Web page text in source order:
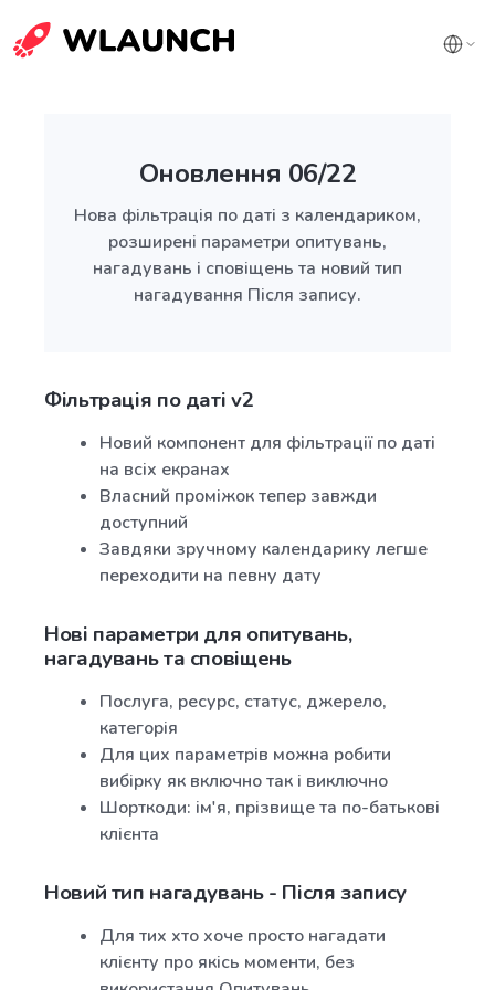
Оновлення 06/22
Нова фільтрація по даті з календариком,
розширені параметри опитувань,
нагадувань і сповіщень та новий тип
нагадування Після запису.
Фільтрація по даті v2
Новий компонент для фільтрації по даті
на всіх екранах
Власний проміжок тепер завжди
доступний
Завдяки зручному календарику легше
переходити на певну дату
Нові параметри для опитувань,
нагадувань та сповіщень
Послуга, ресурс, статус, джерело,
категорія
Для цих параметрів можна робити
вибірку як включно так і виключно
Шорткоди: ім'я, прізвище та по-батькові
клієнта
Новий тип нагадувань - Після запису
Для тих хто хоче просто нагадати
клієнту про якісь моменти, без